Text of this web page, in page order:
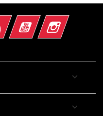
Rss YouTube Instagram

